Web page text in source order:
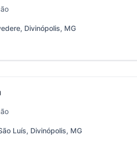
Divinópolis, MG
Luís, Divinópolis, MG